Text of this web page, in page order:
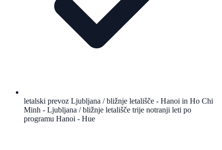
letalski prevoz Ljubljana / bližnje letališče - Hanoi in Ho Chi
Minh - Ljubljana / bližnje letališče trije notranji leti po
programu Hanoi - Hue